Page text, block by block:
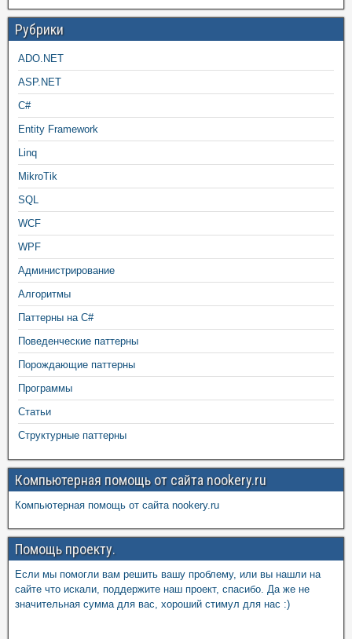
Рубрики
ADO.NET
ASP.NET
C#
Entity Framework
Linq
MikroTik
SQL
WCF
WPF
Администрирование
Алгоритмы
Паттерны на C#
Поведенческие паттерны
Порождающие паттерны
Программы
Статьи
Структурные паттерны
Компьютерная помощь от сайта nookery.ru
Компьютерная помощь от сайта nookery.ru
Помощь проекту.
Если мы помогли вам решить вашу проблему, или вы нашли на
сайте что искали, поддержите наш проект, спасибо. Да же не
значительная сумма для вас, хороший стимул для нас :)